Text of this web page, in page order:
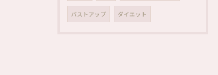
バストアップ ダイエット